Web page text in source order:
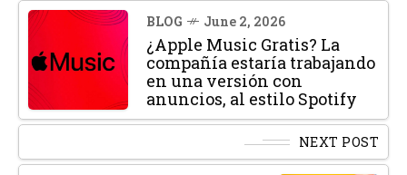
BLOG June 2, 2026
¿Apple Music Gratis? La
compañía estaría trabajando
en una versión con
anuncios, al estilo Spotify
NEXT POST